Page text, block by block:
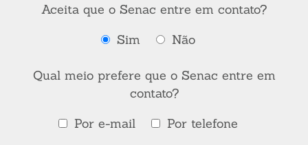
Aceita que o Senac entre em contato?
Sim
Não
Qual meio prefere que o Senac entre em
contato?
Por e-mail
Por telefone